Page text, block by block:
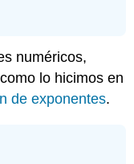
numéricos,
lo hicimos en
de exponentes.